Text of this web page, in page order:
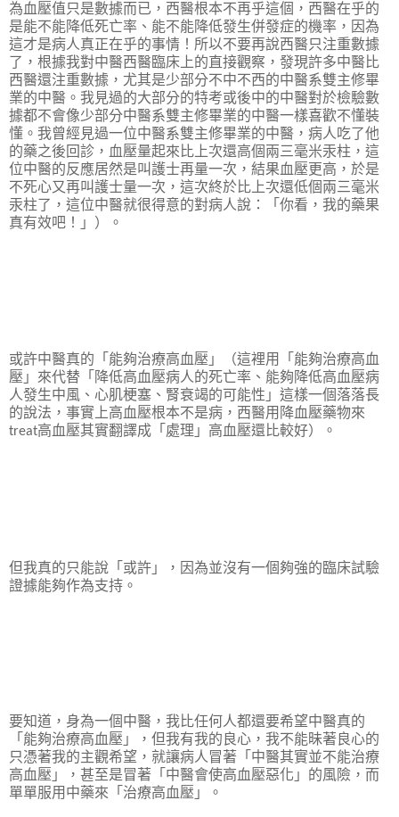
為血壓值只是數據而已，西醫根本不再乎這個，西醫在乎的
是能不能降低死亡率、能不能降低發生併發症的機率，因為
這才是病人真正在乎的事情！所以不要再說西醫只注重數據
了，根據我對中醫西醫臨床上的直接觀察，發現許多中醫比
西醫還注重數據，尤其是少部分不中不西的中醫系雙主修畢
業的中醫。我見過的大部分的特考或後中的中醫對於檢驗數
據都不會像少部分中醫系雙主修畢業的中醫一樣喜歡不懂裝
懂。我曾經見過一位中醫系雙主修畢業的中醫，病人吃了他
的藥之後回診，血壓量起來比上次還高個兩三毫米汞柱，這
位中醫的反應居然是叫護士再量一次，結果血壓更高，於是
不死心又再叫護士量一次，這次終於比上次還低個兩三毫米
汞柱了，這位中醫就很得意的對病人說：「你看，我的藥果
真有效吧！」）。
或許中醫真的「能夠治療高血壓」（這裡用「能夠治療高血
壓」來代替「降低高血壓病人的死亡率、能夠降低高血壓病
人發生中風、心肌梗塞、腎衰竭的可能性」這樣一個落落長
的說法，事實上高血壓根本不是病，西醫用降血壓藥物來
treat高血壓其實翻譯成「處理」高血壓還比較好）。
但我真的只能說「或許」，因為並沒有一個夠強的臨床試驗
證據能夠作為支持。
要知道，身為一個中醫，我比任何人都還要希望中醫真的
「能夠治療高血壓」，但我有我的良心，我不能昧著良心的
只憑著我的主觀希望，就讓病人冒著「中醫其實並不能治療
高血壓」，甚至是冒著「中醫會使高血壓惡化」的風險，而
單單服用中藥來「治療高血壓」。